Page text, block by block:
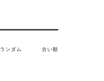
ランダム 古い順